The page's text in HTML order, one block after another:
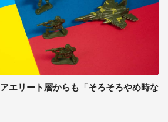
エリート層からも「そろそろやめ時な